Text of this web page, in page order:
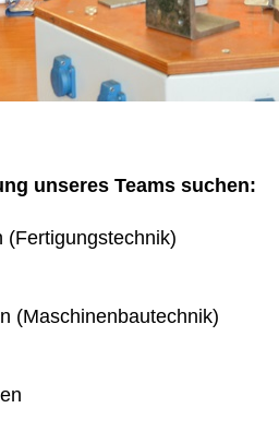
unseres Teams suchen:
(Maschinenbautechnik)